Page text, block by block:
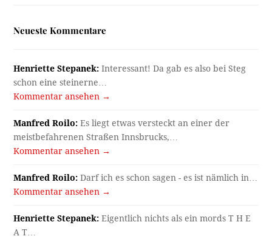
Neueste Kommentare
Henriette Stepanek: Interessant! Da gab es also bei Steg
schon eine steinerne…
Kommentar ansehen →
Manfred Roilo: Es liegt etwas versteckt an einer der
meistbefahrenen Straßen Innsbrucks,…
Kommentar ansehen →
Manfred Roilo: Darf ich es schon sagen - es ist nämlich in…
Kommentar ansehen →
Henriette Stepanek: Eigentlich nichts als ein mords T H E
A T…